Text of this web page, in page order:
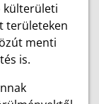
külterületi
területeken
menti
is.